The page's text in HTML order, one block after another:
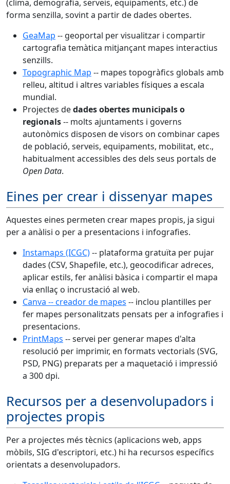
(clima, demografia, serveis, equipaments, etc.) de
forma senzilla, sovint a partir de dades obertes.
GeaMap -- geoportal per visualitzar i compartir
cartografia temàtica mitjançant mapes interactius
senzills.
Topographic Map -- mapes topogràfics globals amb
relleu, altitud i altres variables físiques a escala
mundial.
Projectes dedades obertes municipals o
regionals-- molts ajuntaments i governs
autonòmics disposen de visors on combinar capes
de població, serveis, equipaments, mobilitat, etc.,
habitualment accessibles des dels seus portals de
Open Data.
Eines per crear i dissenyar mapes
Aquestes eines permeten crear mapes propis, ja sigui
per a anàlisi o per a presentacions i infografies.
Instamaps (ICGC)-- plataforma gratuïta per pujar
dades (CSV, Shapefile, etc.), geocodificar adreces,
aplicar estils, fer anàlisi bàsica i compartir el mapa
via enllaç o incrustació al web.
Canva -- creador de mapes -- inclou plantilles per
fer mapes personalitzats pensats per a infografies i
presentacions.
PrintMaps -- servei per generar mapes d'alta
resolució per imprimir, en formats vectorials (SVG,
PSD, PNG) preparats per a maquetació i impressió
a 300 dpi.
Recursos per a desenvolupadors i
projectes propis
Per a projectes més tècnics (aplicacions web, apps
mòbils, SIG d'escriptori, etc.) hi ha recursos específics
orientats a desenvolupadors.